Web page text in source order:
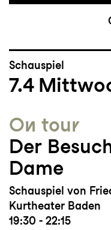
Schauspiel
7.4
On tour
Der
Dame
Schauspiel von
Kurtheater Baden
19:30 - 22:15